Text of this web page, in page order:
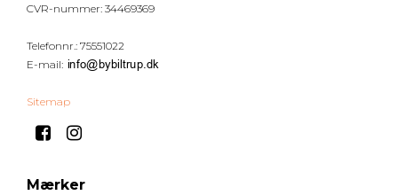
CVR-nummer: 34469369
Telefonnr. : 75551022
E-mail:
Sitemap
Mærker